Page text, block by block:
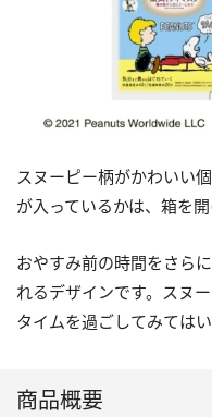
スヌーピー柄がかわいい
が入っているかは、箱を
おやすみ前の時間をさら
れるデザインです。スヌ
タイムを過ごしてみては
商品概要